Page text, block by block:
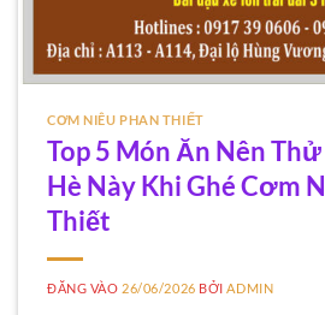
CƠM NIÊU PHAN THIẾT
Top 5 Món Ăn Nên
Hè Này Khi Ghé Cơm
Thiết
ĐĂNG VÀO 26/06/2026 BỞIADMIN